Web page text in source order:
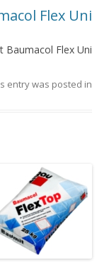
Flex Uni
Baumacol Flex Uni
entry was posted in